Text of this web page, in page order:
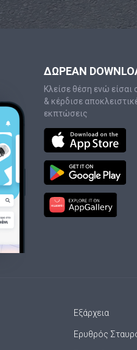
ΔΩΡΕΑΝ
Κλείσε θέση ενώ είσαι
& κέρδισε
εκπτώσεις
Εξάρχεια
Ερυθρός